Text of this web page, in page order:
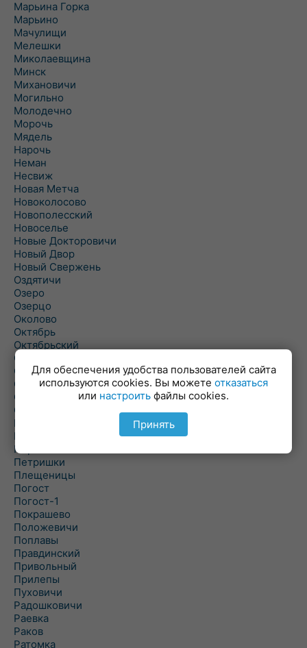
Марьина Горка
Марьино
Мачулищи
Мелешки
Миколаевщина
Минск
Михановичи
Могильно
Молодечно
Морочь
Мядель
Нарочь
Неман
Несвиж
Новая Метча
Новоколосово
Новополесский
Новоселье
Новые Докторовичи
Новый Двор
Новый Свержень
Оздятичи
Озеро
Озерцо
Околово
Октябрь
Октябрьский
Олехновичи
Омговичи
Оношки
Осовец
Острошицкий Городок
Пасека
Пастовичи
Першаи
Петришки
Плещеницы
Погост
Погост-1
Покрашево
Положевичи
Поплавы
Правдинский
Привольный
Прилепы
Пуховичи
Радошковичи
Раевка
Раков
Ратомка
Для обеспечения удобства пользователей сайта
используются cookies. Вы можете отказаться
или настроить файлы cookies.
Принять